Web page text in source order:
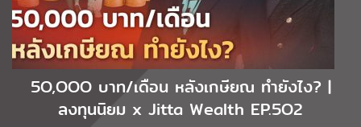
5O,OOO บาท/เดือน หลังเกษียณ ทำยังไง? |
ลงทุนนิยม x Jitta Wealth EP.5O2